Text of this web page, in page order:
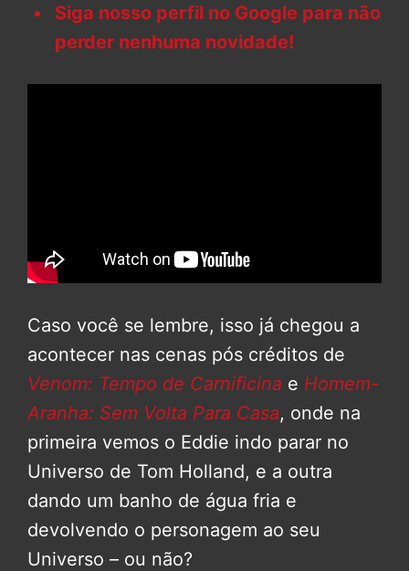
Siga nosso perfil no Google para não
perder nenhuma novidade!
Caso você se lembre, isso já chegou a
acontecer nas cenas pós créditos de
Venom: Tempo de Carnificina e Homem-
Aranha: Sem Volta Para Casa, onde na
primeira vemos o Eddie indo parar no
Universo de Tom Holland, e a outra
dando um banho de água fria e
devolvendo o personagem ao seu
Universo – ou não?